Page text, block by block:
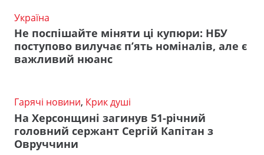
Україна
Не поспішайте міняти ці купюри: НБУ
поступово вилучає п’ять номіналів, але є
важливий нюанс
Гарячі новини, Крик душі
На Херсонщині загинув 51-річний
головний сержант Сергій Капітан з
Овруччини